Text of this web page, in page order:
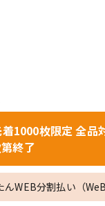
1000枚限定 全品
終了
WEB分割払い（